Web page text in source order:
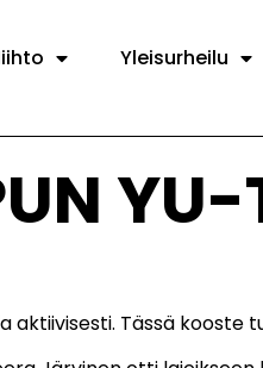
Yleisurheilu
aktiivisesti. Tässä kooste